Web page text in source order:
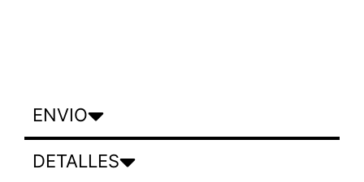
ENVIO
DETALLES